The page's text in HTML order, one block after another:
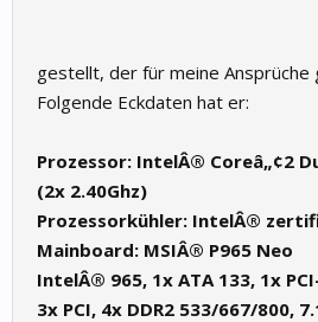
gestellt, der für meine Ansprüche
Folgende Eckdaten hat er:
Prozessor: IntelÂ® Coreâ„¢2
(2x 2.40Ghz)
Prozessorkühler: IntelÂ®
Mainboard: MSIÂ® P965 Neo
IntelÂ® 965, 1x ATA 133, 1x
3x PCI, 4x DDR2 533/667/800,